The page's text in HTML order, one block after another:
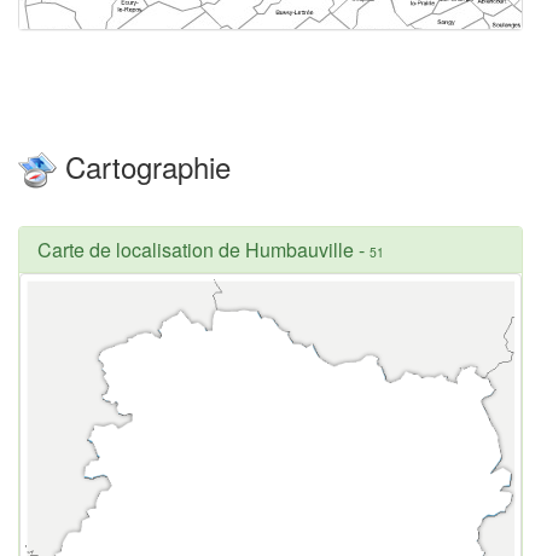
Cartographie
Carte de localisation de Humbauville- 51